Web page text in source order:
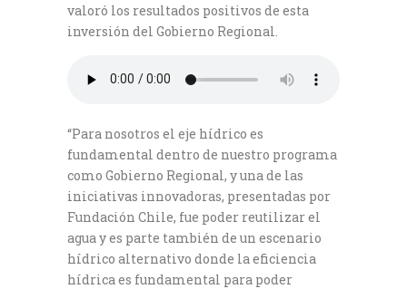
valoró los resultados positivos de esta
inversión del Gobierno Regional.
“Para nosotros el eje hídrico es
fundamental dentro de nuestro programa
como Gobierno Regional, y una de las
iniciativas innovadoras, presentadas por
Fundación Chile, fue poder reutilizar el
agua y es parte también de un escenario
hídrico alternativo donde la eficiencia
hídrica es fundamental para poder